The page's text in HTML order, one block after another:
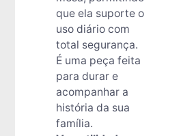
que ela suporte o
uso diário com
total segurança.
É uma peça feita
para durar e
acompanhar a
história da sua
família.